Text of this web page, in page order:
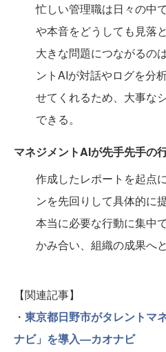
忙しい管理職は日々の中
や本音をどうしても見落
大きな問題につながるの
ントAIが対話やログを分
せてくれるため、大事な
できる。
マネジメントAIが先手先手の
作成したレポートを起点
ンを先回りして具体的に
本当に必要な行動に集中
かみ合い、組織の成果へ
【関連記事】
・ 東京都日野市がタレントマ
ナビ」を導入—カオナビ